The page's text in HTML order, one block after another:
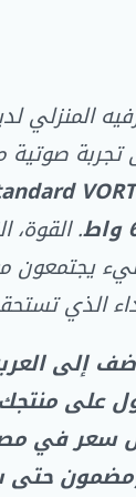
المنزلي
تجربة صوتية
. القوة،
يجتمعون
الذي
إلى
على منتجك
سعر في
حتى